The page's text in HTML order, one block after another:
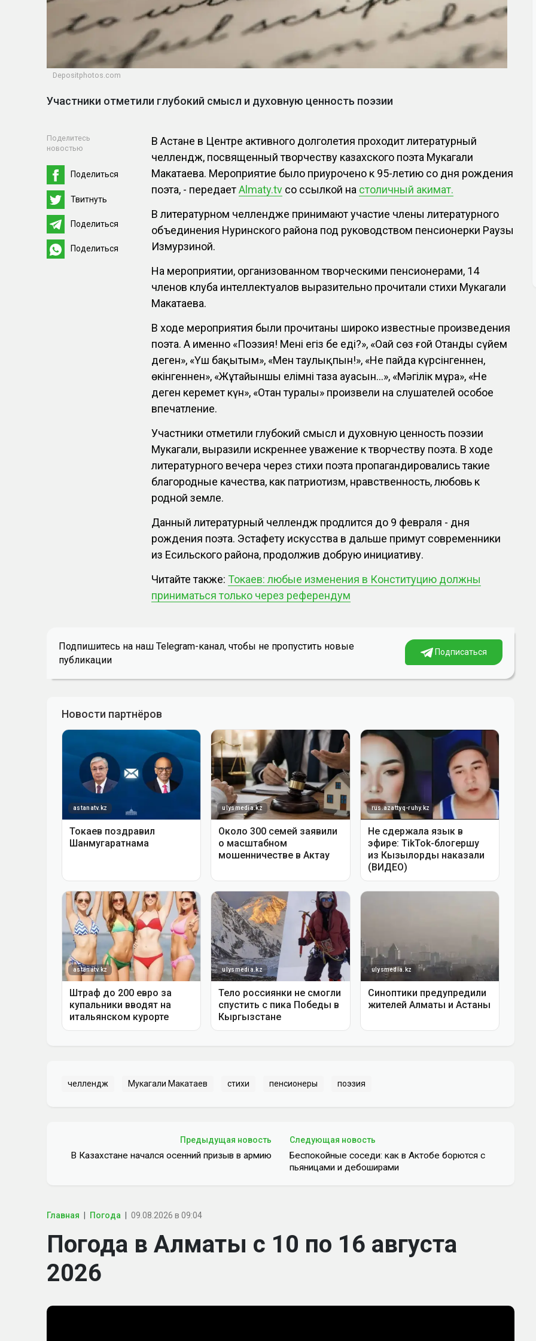
Depositphotos.com
Участники отметили глубокий смысл и духовную ценность поэзии
Поделитесь
новостью
Поделиться
Твитнуть
Поделиться
Поделиться
В Астане в Центре активного долголетия проходит литературный
челлендж, посвященный творчеству казахского поэта Мукагали
Макатаева. Мероприятие было приурочено к 95-летию со дня рождения
поэта, - передаетAlmaty.tv со ссылкой на столичный акимат.
В литературном челлендже принимают участие члены литературного
объединения Нуринского района под руководством пенсионерки Раузы
Измурзиной.
На мероприятии, организованном творческими пенсионерами, 14
членов клуба интеллектуалов выразительно прочитали стихи Мукагали
Макатаева.
В ходе мероприятия были прочитаны широко известные произведения
поэта. А именно «Поэзия! Менің егіз бе едің?», «Оңай сөз ғой Отанды сүйем
деген», «Үш бақытым», «Мен таулықпын!», «Не пайда күрсінгеннен,
өкінгеннен», «Жұтайыншы елімнің таза ауасын…», «Мәңгілік мұра», «Не
деген керемет күн», «Отан туралы» произвели на слушателей особое
впечатление.
Участники отметили глубокий смысл и духовную ценность поэзии
Мукагали, выразили искреннее уважение к творчеству поэта. В ходе
литературного вечера через стихи поэта пропагандировались такие
благородные качества, как патриотизм, нравственность, любовь к
родной земле.
Данный литературный челлендж продлится до 9 февраля - дня
рождения поэта. Эстафету искусства в дальше примут современники
из Есильского района, продолжив добрую инициативу.
Читайте также: Токаев: любые изменения в Конституцию должны
приниматься только через референдум
Подпишитесь на наш Telegram-канал, чтобы не пропустить новые
публикации
Подписаться
челлендж Мукагали Макатаев стихи пенсионеры поэзия
Предыдущая новость
В Казахстане начался осенний призыв в армию
Следующая новость
Беспокойные соседи: как в Актобе борются с
пьяницами и дебоширами
Главная Погода 09.08.2026 в 09:04
Погода в Алматы с 10 по 16 августа
2026